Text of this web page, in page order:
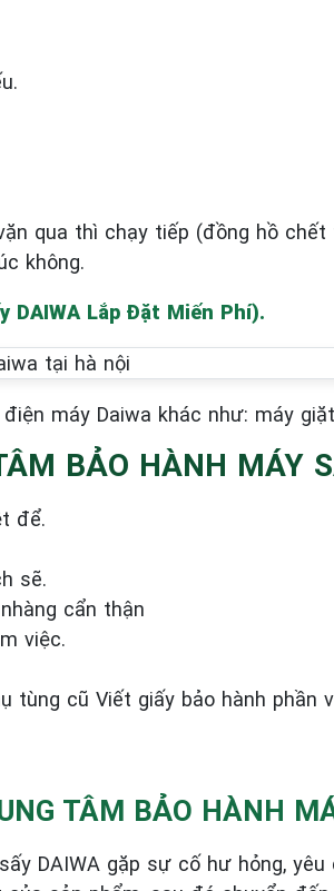
qua thì chạy tiếp (đồng hồ chết
không.
DAIWA Lắp Đặt Miến Phí).
máy Daiwa khác như: máy
BẢO HÀNH MÁY
để.
sẽ.
cẩn thận
việc.
tùng cũ Viết giấy bảo hành phần
TÂM BẢO HÀNH
DAIWA gặp sự cố hư hỏng,